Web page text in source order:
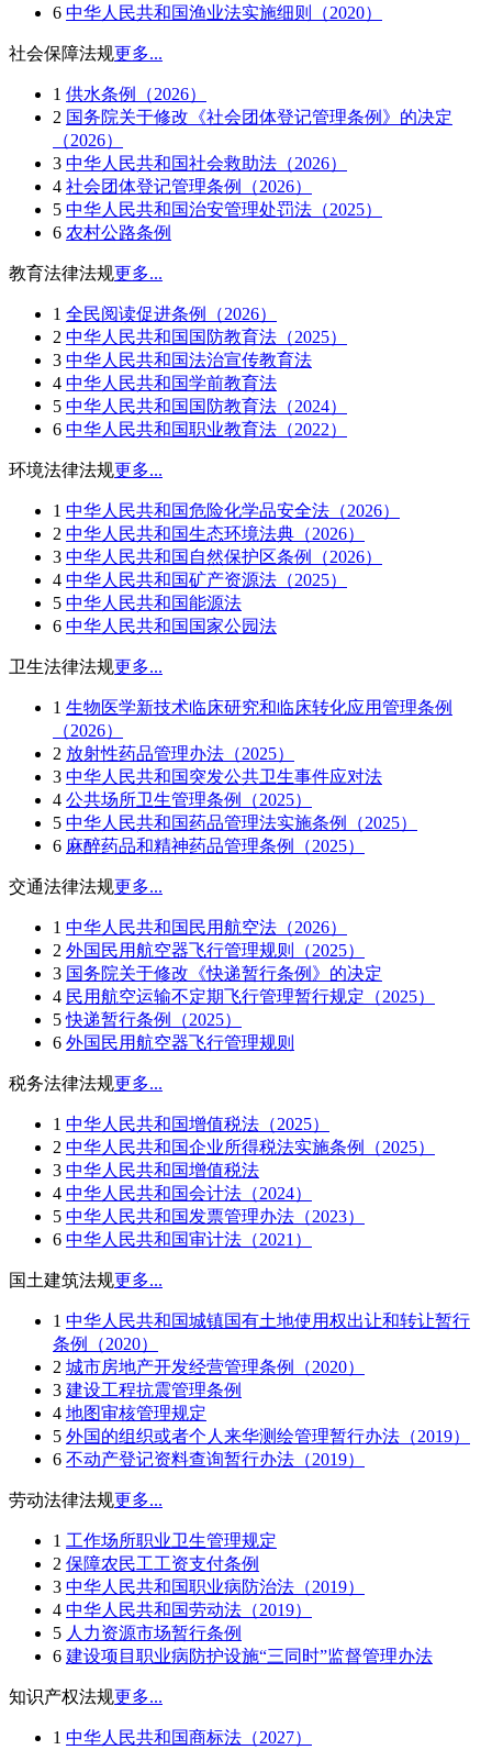
6 中华人民共和国渔业法实施细则（2020）
社会保障法规更多...
1 供水条例（2026）
2 国务院关于修改《社会团体登记管理条例》的决定
（2026）
3 中华人民共和国社会救助法（2026）
4 社会团体登记管理条例（2026）
5 中华人民共和国治安管理处罚法（2025）
6 农村公路条例
教育法律法规更多...
1 全民阅读促进条例（2026）
2 中华人民共和国国防教育法（2025）
3 中华人民共和国法治宣传教育法
4 中华人民共和国学前教育法
5 中华人民共和国国防教育法（2024）
6 中华人民共和国职业教育法（2022）
环境法律法规更多...
1 中华人民共和国危险化学品安全法（2026）
2 中华人民共和国生态环境法典（2026）
3 中华人民共和国自然保护区条例（2026）
4 中华人民共和国矿产资源法（2025）
5 中华人民共和国能源法
6 中华人民共和国国家公园法
卫生法律法规更多...
1 生物医学新技术临床研究和临床转化应用管理条例
（2026）
2 放射性药品管理办法（2025）
3 中华人民共和国突发公共卫生事件应对法
4 公共场所卫生管理条例（2025）
5 中华人民共和国药品管理法实施条例（2025）
6 麻醉药品和精神药品管理条例（2025）
交通法律法规更多...
1 中华人民共和国民用航空法（2026）
2 外国民用航空器飞行管理规则（2025）
3 国务院关于修改《快递暂行条例》的决定
4 民用航空运输不定期飞行管理暂行规定（2025）
5 快递暂行条例（2025）
6 外国民用航空器飞行管理规则
税务法律法规更多...
1 中华人民共和国增值税法（2025）
2 中华人民共和国企业所得税法实施条例（2025）
3 中华人民共和国增值税法
4 中华人民共和国会计法（2024）
5 中华人民共和国发票管理办法（2023）
6 中华人民共和国审计法（2021）
国土建筑法规更多...
1 中华人民共和国城镇国有土地使用权出让和转让暂行
条例（2020）
2 城市房地产开发经营管理条例（2020）
3 建设工程抗震管理条例
4 地图审核管理规定
5 外国的组织或者个人来华测绘管理暂行办法（2019）
6 不动产登记资料查询暂行办法（2019）
劳动法律法规更多...
1 工作场所职业卫生管理规定
2 保障农民工工资支付条例
3 中华人民共和国职业病防治法（2019）
4 中华人民共和国劳动法（2019）
5 人力资源市场暂行条例
6 建设项目职业病防护设施“三同时”监督管理办法
知识产权法规更多...
1 中华人民共和国商标法（2027）